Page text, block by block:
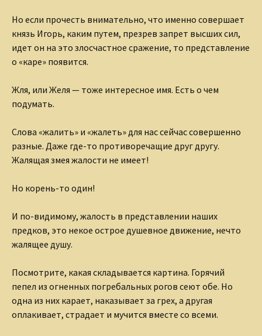
Но если прочесть внимательно, что именно совершает
князь Игорь, каким путем, презрев запрет высших сил,
идет он на это злосчастное сражение, то представление
о «каре» появится.
Жля, или Желя — тоже интересное имя. Есть о чем
подумать.
Слова «жалить» и «жалеть» для нас сейчас совершенно
разные. Даже где-то противоречащие друг другу.
Жалящая змея жалости не имеет!
Но корень-то один!
И по-видимому, жалость в представлении наших
предков, это некое острое душевное движение, нечто
жалящее душу.
Посмотрите, какая складывается картина. Горячий
пепел из огненных погребальных рогов сеют обе. Но
одна из них карает, наказывает за грех, а другая
оплакивает, страдает и мучится вместе со всеми.